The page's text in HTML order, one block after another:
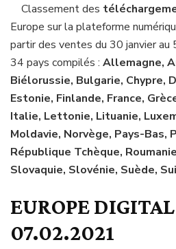
Classement des
Europe sur la plateforme
partir des ventes du 30 janvier
34 pays compilés : Allemagne,
Biélorussie, Bulgarie, Chypre,
Estonie, Finlande, France,
Italie, Lettonie, Lituanie,
Moldavie, Norvège, Pays-Bas,
République Tchèque,
Slovaquie, Slovénie, Suède,
EUROPE
07.02.2021